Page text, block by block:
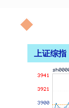
上证综指